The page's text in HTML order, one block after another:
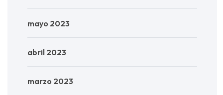
mayo 2023
abril 2023
marzo 2023